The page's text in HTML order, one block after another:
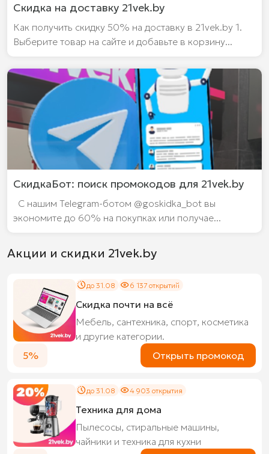
Скидка на доставку 21vek.by
Как получить скидку 50% на доставку в 21vek.by 1.
Выберите товар на сайте и добавьте в корзину...
СкидкаБот: поиск промокодов для 21vek.by
С нашим Telegram-ботом @goskidka_bot вы
экономите до 60% на покупках или получае...
Акции и скидки 21vek.by
до 31.08 6 137 открытий
Скидка почти на всё
Мебель, сантехника, спорт, косметика
и другие категории.
5%
Открыть промокод
до 31.08 4 903 открытия
Техника для дома
Пылесосы, стиральные машины,
чайники и техника для кухни